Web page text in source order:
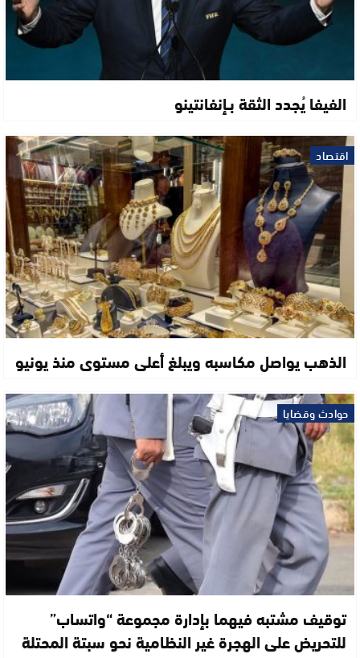
الفيفا يُجدد الثقة بـإنفانتينو
اقتصاد
الذهب يواصل مكاسبه ويبلغ أعلى مستوى منذ يونيو
حوادث وقضايا
توقيف مشتبه فيهما بإدارة مجموعة “واتساب”
للتحريض على الهجرة غير النظامية نحو سبتة المحتلة